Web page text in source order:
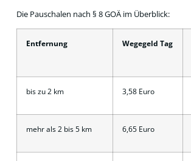
Die Pauschalen nach § 8 GOÄ im Überblick:
Entfernung Wegegeld Tag
bis zu 2 km 3,58 Euro
mehr als 2 bis 5 km 6,65 Euro